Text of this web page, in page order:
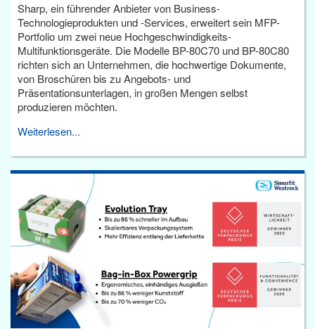
Sharp, ein führender Anbieter von Business-
Technologieprodukten und -Services, erweitert sein MFP-
Portfolio um zwei neue Hochgeschwindigkeits-
Multifunktionsgeräte. Die Modelle BP-80C70 und BP-80C80
richten sich an Unternehmen, die hochwertige Dokumente,
von Broschüren bis zu Angebots- und
Präsentationsunterlagen, in großen Mengen selbst
produzieren möchten.
Weiterlesen...